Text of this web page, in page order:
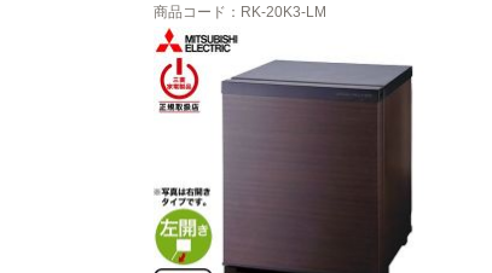
商品コード ：RK-20K3-LM